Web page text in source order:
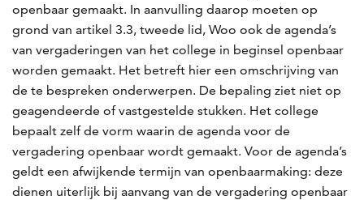
openbaar gemaakt. In aanvulling daarop moeten op
grond van artikel 3.3, tweede lid, Woo ook de agenda’s
van vergaderingen van het college in beginsel openbaar
worden gemaakt. Het betreft hier een omschrijving van
de te bespreken onderwerpen. De bepaling ziet niet op
geagendeerde of vastgestelde stukken. Het college
bepaalt zelf de vorm waarin de agenda voor de
vergadering openbaar wordt gemaakt. Voor de agenda’s
geldt een afwijkende termijn van openbaarmaking: deze
dienen uiterlijk bij aanvang van de vergadering openbaar